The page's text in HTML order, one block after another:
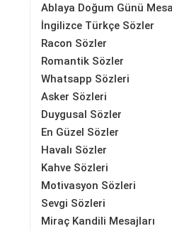
Ablaya Doğum Günü
İngilizce Türkçe Sözler
Racon Sözler
Romantik Sözler
Whatsapp Sözleri
Asker Sözleri
Duygusal Sözler
En Güzel Sözler
Havalı Sözler
Kahve Sözleri
Motivasyon Sözleri
Sevgi Sözleri
Miraç Kandili Mesajları